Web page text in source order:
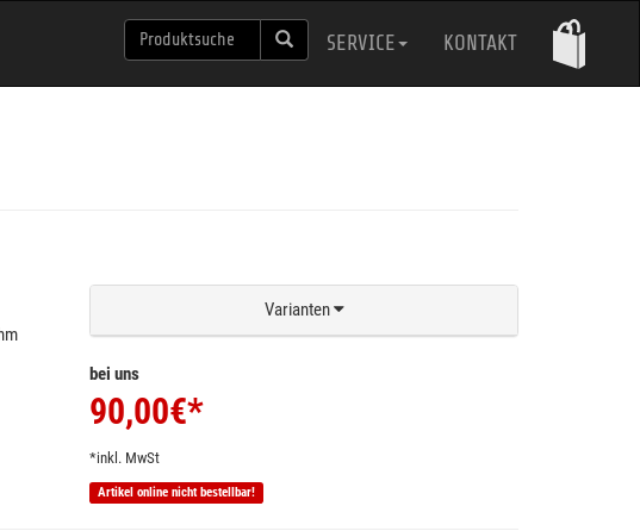
SERVICE KONTAKT
Varianten
bei uns
90,00€*
*inkl. MwSt
Artikel online nicht bestellbar!